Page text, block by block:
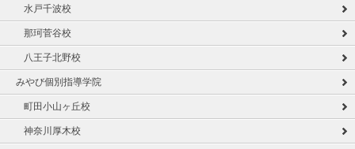
水戸千波校
那珂菅谷校
八王子北野校
みやび個別指導学院
町田小山ヶ丘校
神奈川厚木校